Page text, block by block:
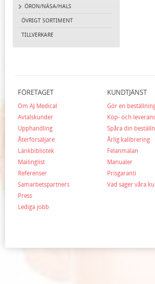
ÖRON/NÄSA/HALS
ÖVRIGT SORTIMENT
TILLVERKARE
FÖRETAGET
Om AJ Medical
Avtalskunder
Upphandling
Återförsäljare
Länkbibliotek
Mailinglist
Referenser
Samarbetspartners
Press
Lediga jobb
KUNDTJÄNST
Gör en
Köp- och
Spåra din
Årlig kalibrering
Felanmälan
Manualer
Prisgaranti
Vad säger våra